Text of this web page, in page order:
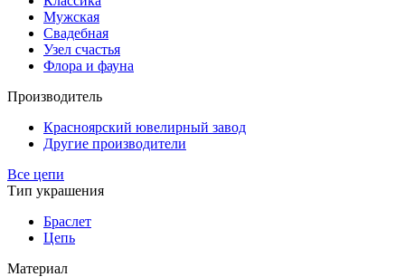
Мужская
Свадебная
Узел счастья
Флора и фауна
Производитель
Красноярский ювелирный завод
Другие производители
Все цепи
Тип украшения
Браслет
Цепь
Материал